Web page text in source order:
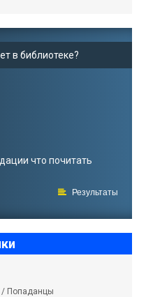
в библиотеке?
что почитать
Результаты
/ Попаданцы